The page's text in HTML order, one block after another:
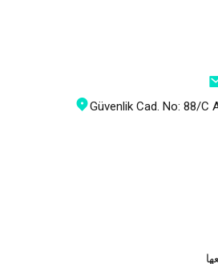
Güvenlik Cad. No: 88/C